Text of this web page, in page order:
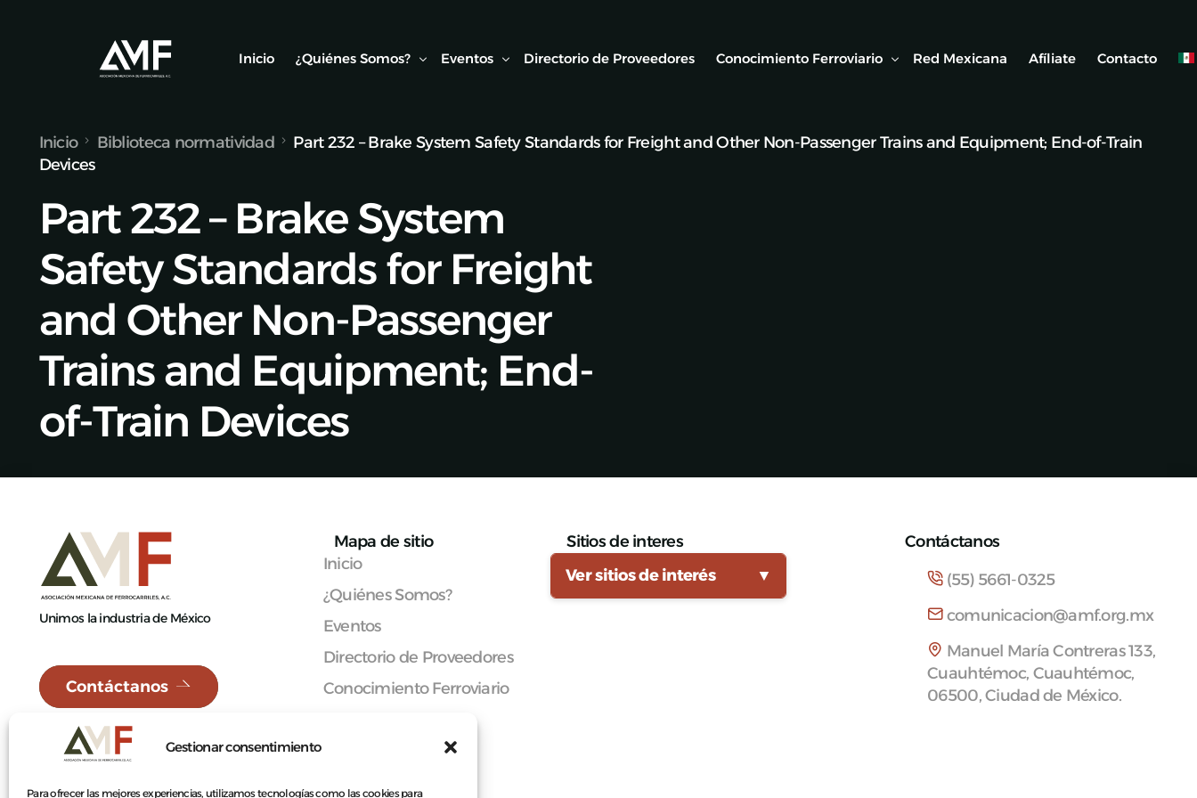
Gestionar consentimiento
Para ofrecer las mejores experiencias, utilizamos tecnologías como las cookies para
Inicio ¿Quiénes Somos?
Socios
Alianzas y Convenios
Eventos
Conexión AMF
Visitas técnicas
Expo Rail
Semana de Seguridad Vial Ferroviaria
Seminarios Web
Directorio de Proveedores Conocimiento Ferroviario
Biblioteca Ferroviaria
Red Mexicana Afíliate Contacto
Inicio Biblioteca normatividad
Part 232 – Brake System Safety Standards for Freight and Other Non-Passenger Trains and Equipment; End-of-Train
Devices
Part 232 – Brake System
Safety Standards for Freight
and Other Non-Passenger
Trains and Equipment; End-
of-Train Devices
Unimos la industria de México
Contáctanos
Mapa de sitio
Inicio
¿Quiénes Somos?
Eventos
Directorio de Proveedores
Conocimiento Ferroviario
Sitios de interes
Ver sitios de interés
▼
Contáctanos
(55) 5661-0325
comunicacion@amf.org.mx
Manuel María Contreras 133,
Cuauhtémoc, Cuauhtémoc,
06500, Ciudad de México.